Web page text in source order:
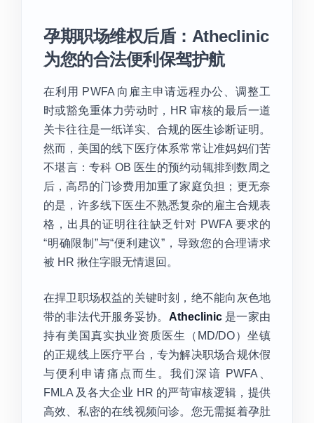
孕期职场维权后盾：Atheclinic
为您的合法便利保驾护航
在利用 PWFA 向雇主申请远程办公、调整工
时或豁免重体力劳动时，HR 审核的最后一道
关卡往往是一纸详实、合规的医生诊断证明。
然而，美国的线下医疗体系常常让准妈妈们苦
不堪言：专科 OB 医生的预约动辄排到数周之
后，高昂的门诊费用加重了家庭负担；更无奈
的是，许多线下医生不熟悉复杂的雇主合规表
格，出具的证明往往缺乏针对 PWFA 要求的
“明确限制”与“便利建议”，导致您的合理请求
被 HR 揪住字眼无情退回。
在捍卫职场权益的关键时刻，绝不能向灰色地
带的非法代开服务妥协。 Atheclinic是一家由
持有美国真实执业资质医生（MD/DO）坐镇
的正规线上医疗平台，专为解决职场合规休假
与便利申请痛点而生。我们深谙 PWFA、
FMLA 及各大企业 HR 的严苛审核逻辑，提供
高效、私密的在线视频问诊。您无需挺着孕肚